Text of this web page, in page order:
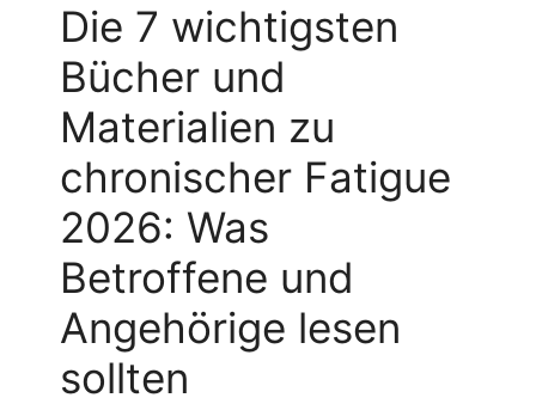
Die 7 wichtigsten
Bücher und
Materialien zu
chronischer Fatigue
2026: Was
Betroffene und
Angehörige lesen
sollten